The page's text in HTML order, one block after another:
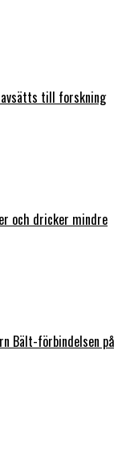
till forskning
och dricker mindre
Bält-förbindelsen på